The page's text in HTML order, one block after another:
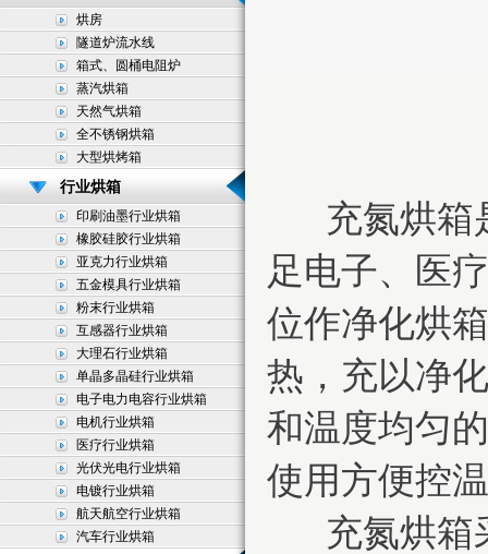
烘房
隧道炉流水线
箱式、圆桶电阻炉
蒸汽烘箱
天然气烘箱
全不锈钢烘箱
大型烘烤箱
行业烘箱
印刷油墨行业烘箱
橡胶硅胶行业烘箱
亚克力行业烘箱
五金模具行业烘箱
粉末行业烘箱
互感器行业烘箱
大理石行业烘箱
单晶多晶硅行业烘箱
电子电力电容行业烘箱
电机行业烘箱
医疗行业烘箱
光伏光电行业烘箱
电镀行业烘箱
航天航空行业烘箱
汽车行业烘箱
充氮烘箱
足电子、医
位作净化烘
热，充以净
和温度均匀
使用方便控
充氮烘箱